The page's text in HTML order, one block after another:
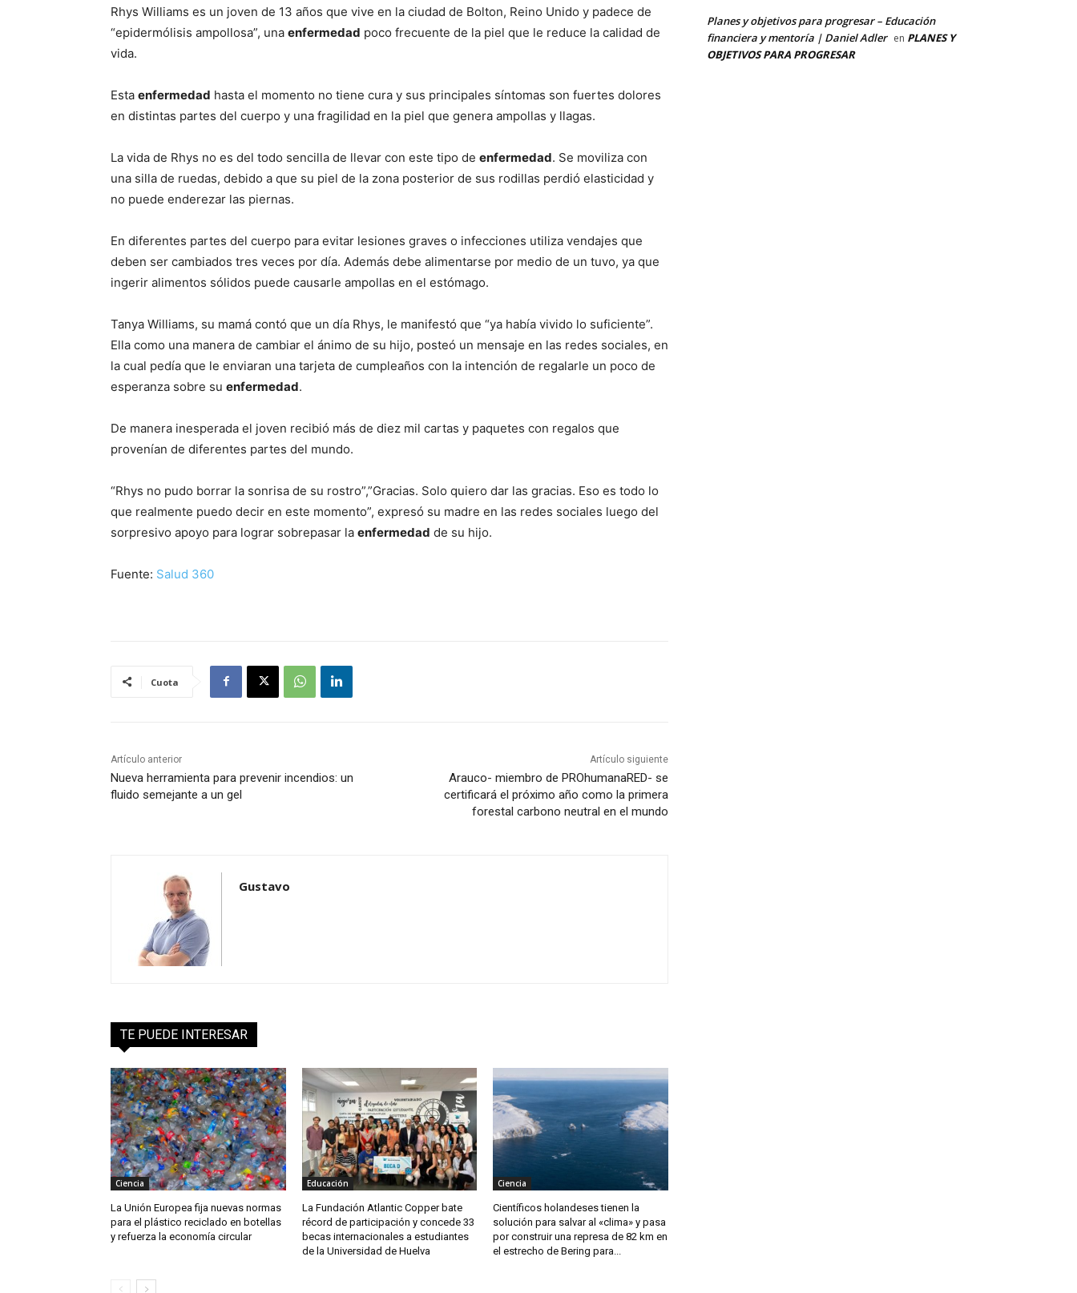
Rhys Williams es un joven de 13 años que vive en la ciudad de Bolton, Reino Unido y padece de
“epidermólisis ampollosa”, una enfermedad poco frecuente de la piel que le reduce la calidad de
vida.
Esta enfermedad hasta el momento no tiene cura y sus principales síntomas son fuertes dolores
en distintas partes del cuerpo y una fragilidad en la piel que genera ampollas y llagas.
La vida de Rhys no es del todo sencilla de llevar con este tipo de enfermedad. Se moviliza con
una silla de ruedas, debido a que su piel de la zona posterior de sus rodillas perdió elasticidad y
no puede enderezar las piernas.
En diferentes partes del cuerpo para evitar lesiones graves o infecciones utiliza vendajes que
deben ser cambiados tres veces por día. Además debe alimentarse por medio de un tuvo, ya que
ingerir alimentos sólidos puede causarle ampollas en el estómago.
Tanya Williams, su mamá contó que un día Rhys, le manifestó que “ya había vivido lo suficiente”.
Ella como una manera de cambiar el ánimo de su hijo, posteó un mensaje en las redes sociales, en
la cual pedía que le enviaran una tarjeta de cumpleaños con la intención de regalarle un poco de
esperanza sobre su enfermedad.
De manera inesperada el joven recibió más de diez mil cartas y paquetes con regalos que
provenían de diferentes partes del mundo.
“Rhys no pudo borrar la sonrisa de su rostro”,”Gracias. Solo quiero dar las gracias. Eso es todo lo
que realmente puedo decir en este momento”, expresó su madre en las redes sociales luego del
sorpresivo apoyo para lograr sobrepasar la enfermedad de su hijo.
Fuente: Salud 360
Cuota
Artículo anterior
Nueva herramienta para prevenir incendios: un
fluido semejante a un gel
Artículo siguiente
Arauco- miembro de PROhumanaRED- se
certificará el próximo año como la primera
forestal carbono neutral en el mundo
Gustavo
TE PUEDE INTERESAR
Ciencia
La Unión Europea fija nuevas normas
para el plástico reciclado en botellas
y refuerza la economía circular
Educación
La Fundación Atlantic Copper bate
récord de participación y concede 33
becas internacionales a estudiantes
de la Universidad de Huelva
Ciencia
Científicos holandeses tienen la
solución para salvar al «clima» y pasa
por construir una represa de 82 km en
el estrecho de Bering para...
Planes y objetivos para progresar – Educación
financiera y mentoría | Daniel Adler en PLANES Y
OBJETIVOS PARA PROGRESAR